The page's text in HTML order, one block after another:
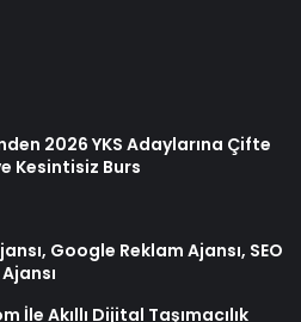
2026 YKS Adaylarına Çifte
Kesintisiz Burs
Google Reklam Ajansı, SEO
İle Akıllı Dijital Taşımacılık